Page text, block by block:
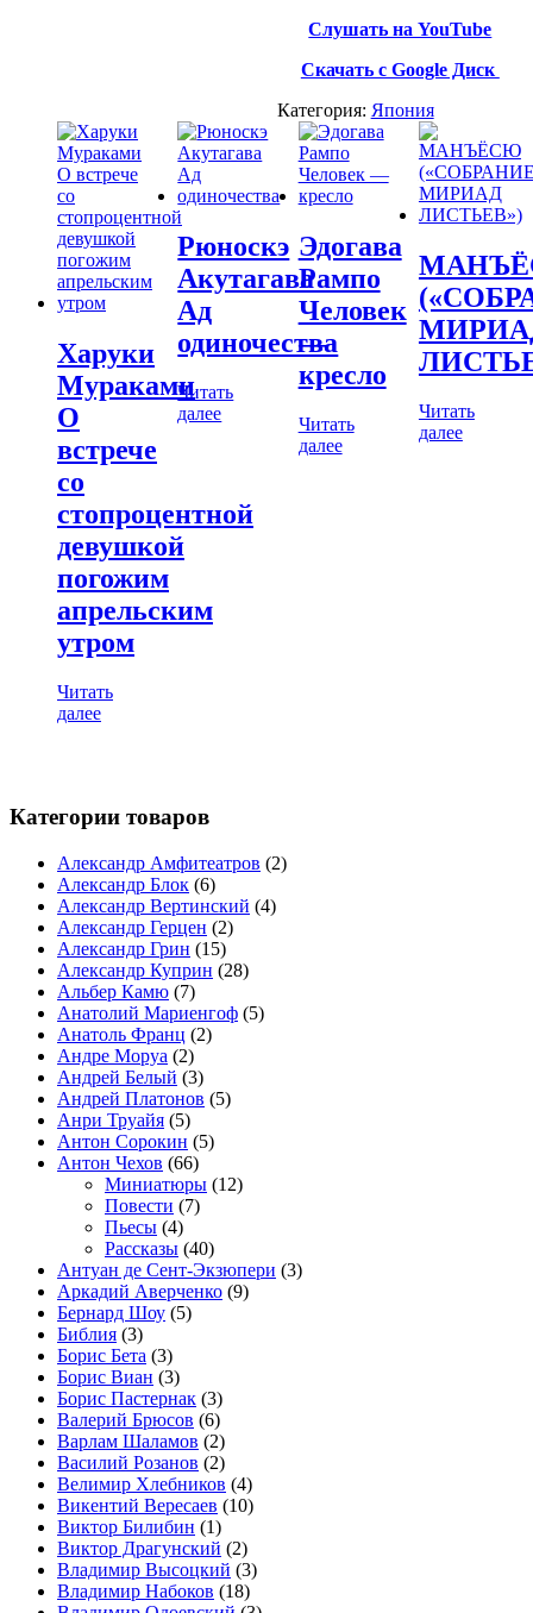
Слушать на YouTube
Скачать с Google Диск
Категория: Япония
Харуки
Мураками
О
встрече
со
стопроцентной
девушкой
погожим
апрельским
утром
Читать
далее
Рюноскэ
Акутагава
Ад
одиночества
Читать
далее
Эдогава
Рампо
Человек
—
кресло
Читать
далее
Читать
далее
Категории товаров
Александр Амфитеатров (2)
Александр Блок (6)
Александр Вертинский (4)
Александр Герцен (2)
Александр Грин (15)
Александр Куприн (28)
Альбер Камю (7)
Анатолий Мариенгоф (5)
Анатоль Франц (2)
Андре Моруа (2)
Андрей Белый (3)
Андрей Платонов (5)
Анри Труайя (5)
Антон Сорокин (5)
Антон Чехов (66)
Миниатюры (12)
Повести (7)
Пьесы (4)
Рассказы (40)
Антуан де Сент-Экзюпери (3)
Аркадий Аверченко (9)
Бернард Шоу (5)
Библия (3)
Борис Бета (3)
Борис Виан (3)
Борис Пастернак (3)
Валерий Брюсов (6)
Варлам Шаламов (2)
Василий Розанов (2)
Велимир Хлебников (4)
Викентий Вересаев (10)
Виктор Билибин (1)
Виктор Драгунский (2)
Владимир Высоцкий (3)
Владимир Набоков (18)